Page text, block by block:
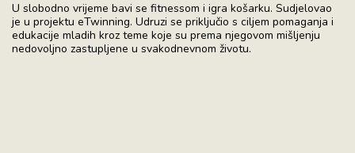
U slobodno vrijeme bavi se fitnessom i igra košarku. Sudjelovao
je u projektu eTwinning. Udruzi se priključio s ciljem pomaganja i
edukacije mladih kroz teme koje su prema njegovom mišljenju
nedovoljno zastupljene u svakodnevnom životu.